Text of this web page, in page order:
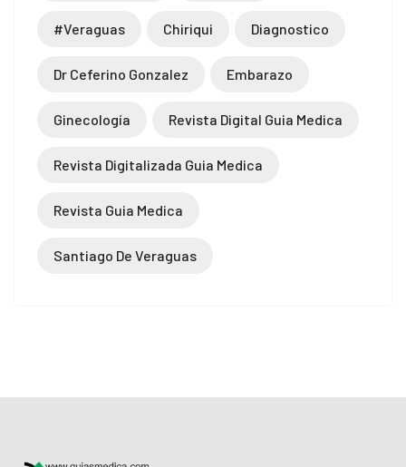
#veraguas Chiriqui Diagnostico
Dr Ceferino Gonzalez Embarazo
Ginecología Revista Digital Guia Medica
Revista Digitalizada Guia Medica
Revista Guia Medica
Santiago De Veraguas